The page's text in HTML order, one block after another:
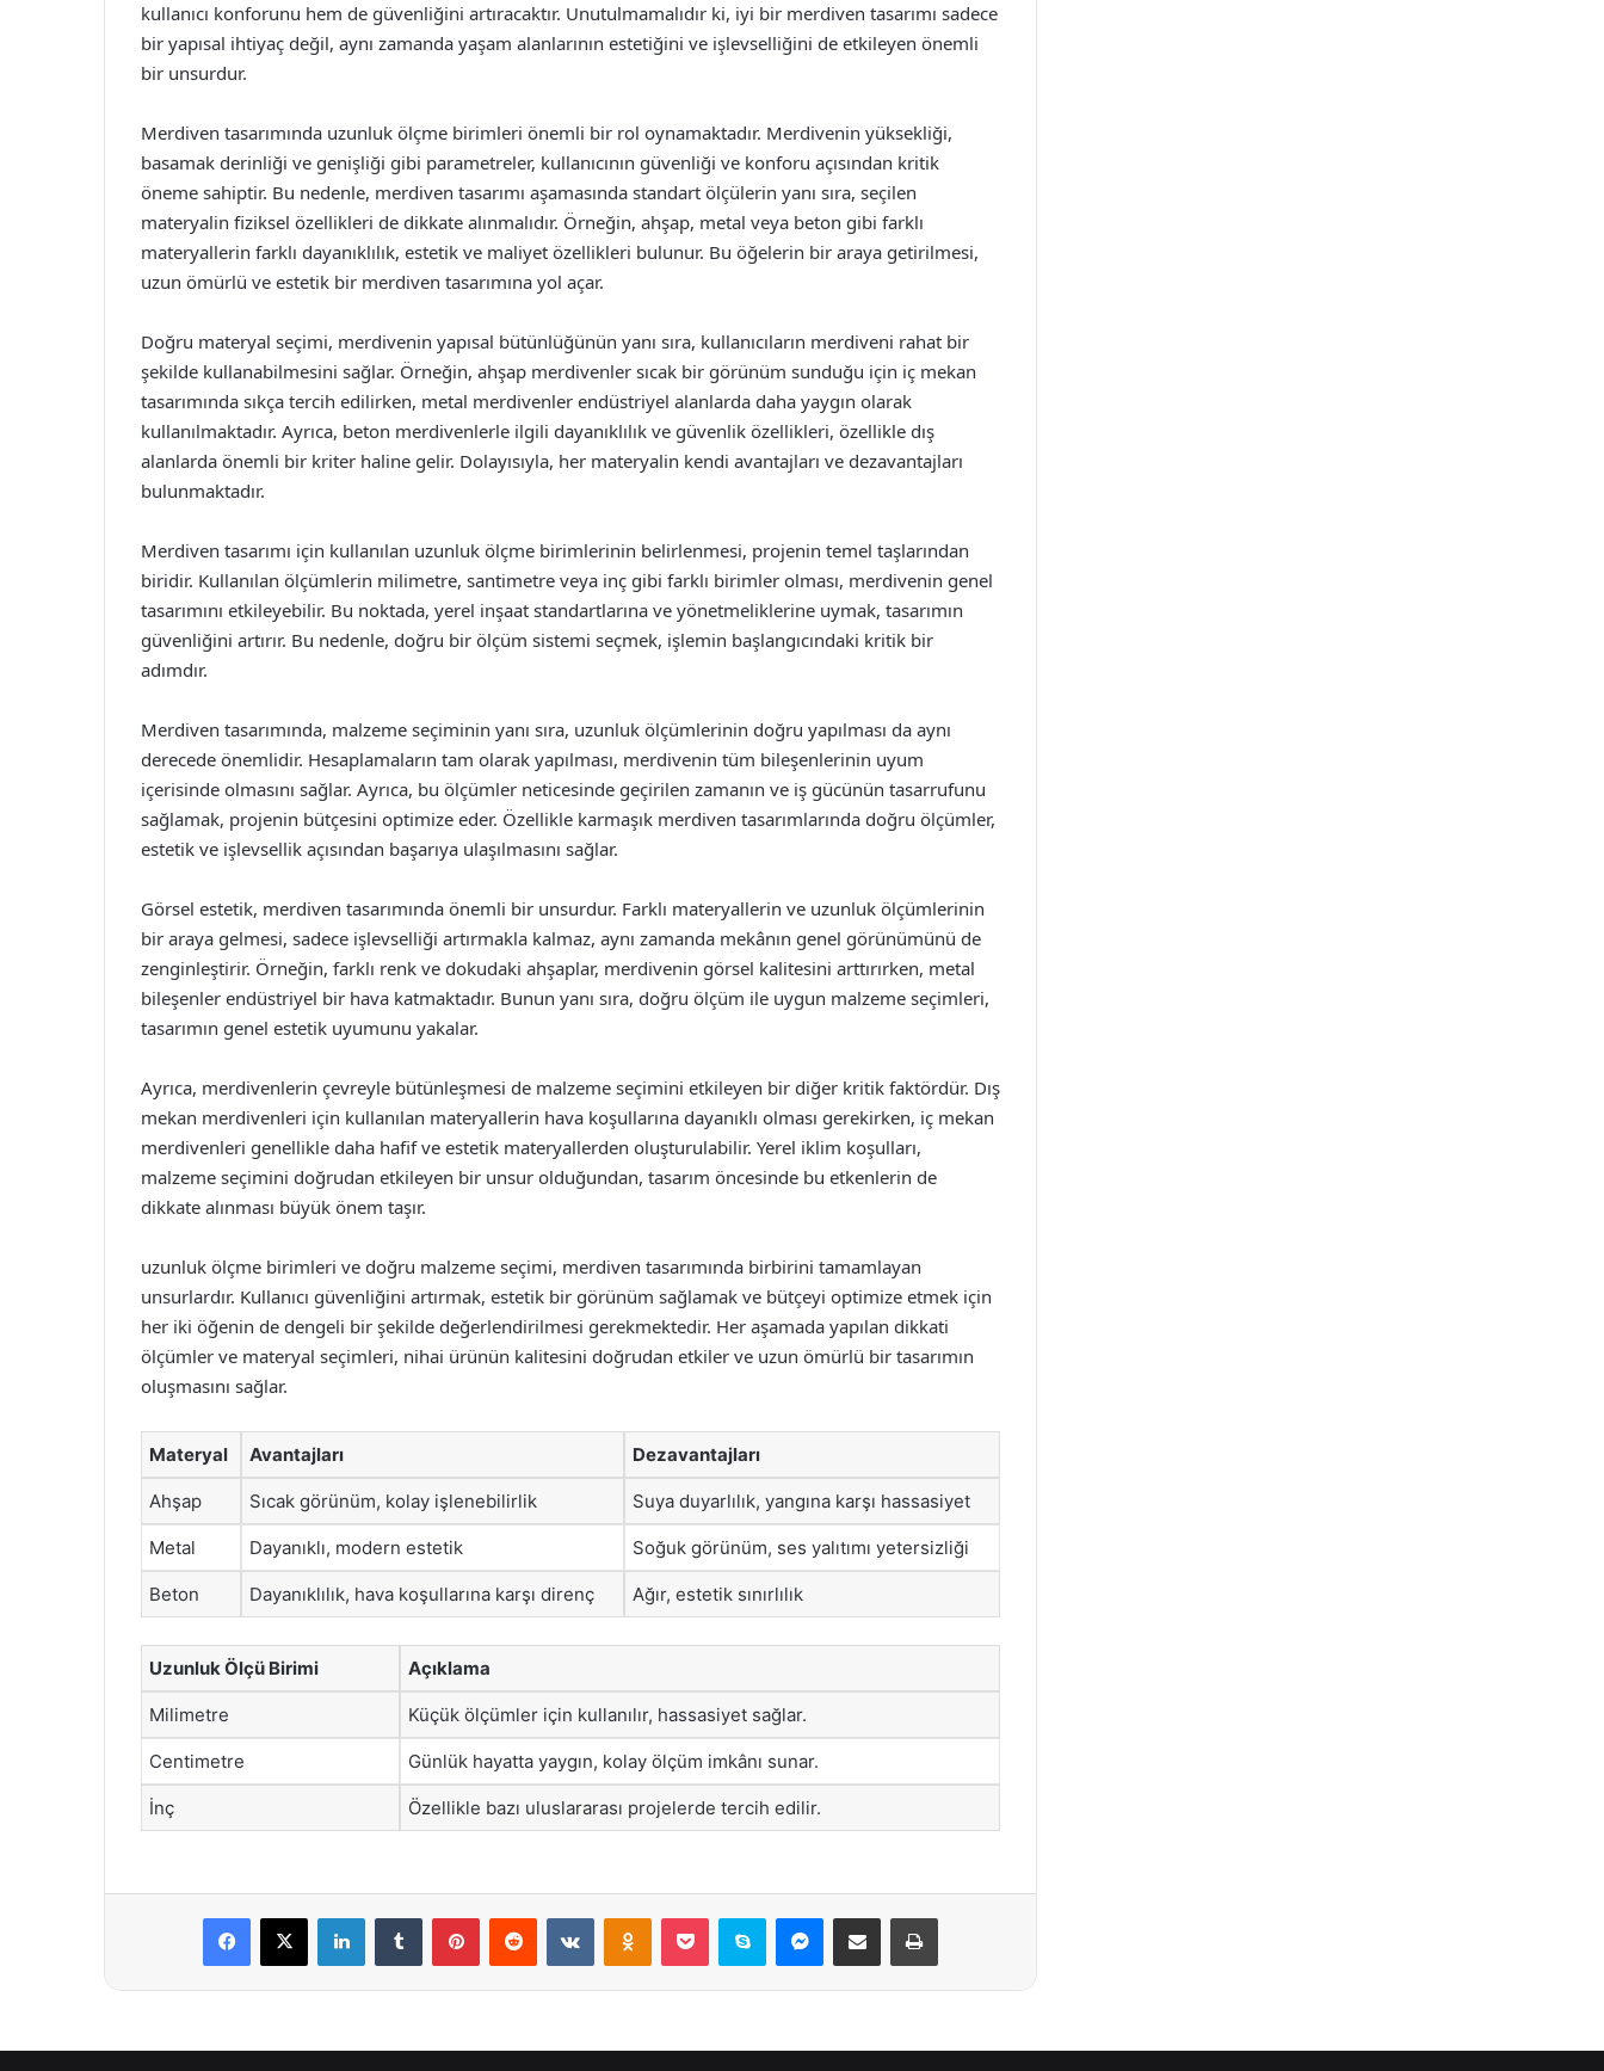
kullanıcı konforunu hem de güvenliğini artıracaktır. Unutulmamalıdır ki, iyi bir merdiven tasarımı sadece
bir yapısal ihtiyaç değil, aynı zamanda yaşam alanlarının estetiğini ve işlevselliğini de etkileyen önemli
bir unsurdur.
Merdiven tasarımında uzunluk ölçme birimleri önemli bir rol oynamaktadır. Merdivenin yüksekliği,
basamak derinliği ve genişliği gibi parametreler, kullanıcının güvenliği ve konforu açısından kritik
öneme sahiptir. Bu nedenle, merdiven tasarımı aşamasında standart ölçülerin yanı sıra, seçilen
materyalin fiziksel özellikleri de dikkate alınmalıdır. Örneğin, ahşap, metal veya beton gibi farklı
materyallerin farklı dayanıklılık, estetik ve maliyet özellikleri bulunur. Bu öğelerin bir araya getirilmesi,
uzun ömürlü ve estetik bir merdiven tasarımına yol açar.
Doğru materyal seçimi, merdivenin yapısal bütünlüğünün yanı sıra, kullanıcıların merdiveni rahat bir
şekilde kullanabilmesini sağlar. Örneğin, ahşap merdivenler sıcak bir görünüm sunduğu için iç mekan
tasarımında sıkça tercih edilirken, metal merdivenler endüstriyel alanlarda daha yaygın olarak
kullanılmaktadır. Ayrıca, beton merdivenlerle ilgili dayanıklılık ve güvenlik özellikleri, özellikle dış
alanlarda önemli bir kriter haline gelir. Dolayısıyla, her materyalin kendi avantajları ve dezavantajları
bulunmaktadır.
Merdiven tasarımı için kullanılan uzunluk ölçme birimlerinin belirlenmesi, projenin temel taşlarından
biridir. Kullanılan ölçümlerin milimetre, santimetre veya inç gibi farklı birimler olması, merdivenin genel
tasarımını etkileyebilir. Bu noktada, yerel inşaat standartlarına ve yönetmeliklerine uymak, tasarımın
güvenliğini artırır. Bu nedenle, doğru bir ölçüm sistemi seçmek, işlemin başlangıcındaki kritik bir
adımdır.
Merdiven tasarımında, malzeme seçiminin yanı sıra, uzunluk ölçümlerinin doğru yapılması da aynı
derecede önemlidir. Hesaplamaların tam olarak yapılması, merdivenin tüm bileşenlerinin uyum
içerisinde olmasını sağlar. Ayrıca, bu ölçümler neticesinde geçirilen zamanın ve iş gücünün tasarrufunu
sağlamak, projenin bütçesini optimize eder. Özellikle karmaşık merdiven tasarımlarında doğru ölçümler,
estetik ve işlevsellik açısından başarıya ulaşılmasını sağlar.
Görsel estetik, merdiven tasarımında önemli bir unsurdur. Farklı materyallerin ve uzunluk ölçümlerinin
bir araya gelmesi, sadece işlevselliği artırmakla kalmaz, aynı zamanda mekânın genel görünümünü de
zenginleştirir. Örneğin, farklı renk ve dokudaki ahşaplar, merdivenin görsel kalitesini arttırırken, metal
bileşenler endüstriyel bir hava katmaktadır. Bunun yanı sıra, doğru ölçüm ile uygun malzeme seçimleri,
tasarımın genel estetik uyumunu yakalar.
Ayrıca, merdivenlerin çevreyle bütünleşmesi de malzeme seçimini etkileyen bir diğer kritik faktördür. Dış
mekan merdivenleri için kullanılan materyallerin hava koşullarına dayanıklı olması gerekirken, iç mekan
merdivenleri genellikle daha hafif ve estetik materyallerden oluşturulabilir. Yerel iklim koşulları,
malzeme seçimini doğrudan etkileyen bir unsur olduğundan, tasarım öncesinde bu etkenlerin de
dikkate alınması büyük önem taşır.
uzunluk ölçme birimleri ve doğru malzeme seçimi, merdiven tasarımında birbirini tamamlayan
unsurlardır. Kullanıcı güvenliğini artırmak, estetik bir görünüm sağlamak ve bütçeyi optimize etmek için
her iki öğenin de dengeli bir şekilde değerlendirilmesi gerekmektedir. Her aşamada yapılan dikkati
ölçümler ve materyal seçimleri, nihai ürünün kalitesini doğrudan etkiler ve uzun ömürlü bir tasarımın
oluşmasını sağlar.
Materyal Avantajları Dezavantajları
Ahşap Sıcak görünüm, kolay işlenebilirlik Suya duyarlılık, yangına karşı hassasiyet
Metal Dayanıklı, modern estetik Soğuk görünüm, ses yalıtımı yetersizliği
Beton Dayanıklılık, hava koşullarına karşı direnç Ağır, estetik sınırlılık
Uzunluk Ölçü Birimi Açıklama
Milimetre Küçük ölçümler için kullanılır, hassasiyet sağlar.
Centimetre Günlük hayatta yaygın, kolay ölçüm imkânı sunar.
İnç Özellikle bazı uluslararası projelerde tercih edilir.
Facebook
X LinkedInTumblr PinterestReddit VKontakteOdnoklassniki
Pocket Skype Messenger
E-Posta ile paylaş Yazdır